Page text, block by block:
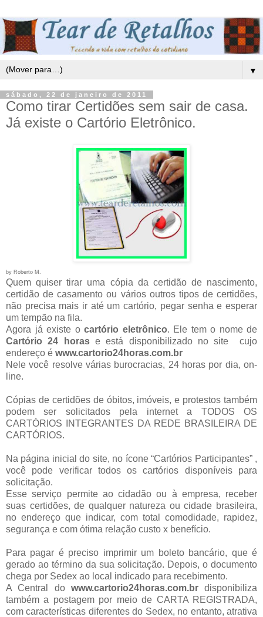
▼
sábado, 22 de janeiro de 2011
Como tirar Certidões sem sair de casa.
Já existe o Cartório Eletrônico.
by Roberto M.
Quem quiser tirar uma cópia da certidão de nascimento,
certidão de casamento ou vários outros tipos de certidões,
não precisa mais ir até um cartório, pegar senha e esperar
um tempão na fila.
Agora já existe o cartório eletrônico. Ele tem o nome de
Cartório 24 horase está disponibilizado no site cujo
endereço é www.cartorio24horas.com.br
Nele você resolve várias burocracias, 24 horas por dia, on-
line.
Cópias de certidões de óbitos, imóveis, e protestos também
podem ser solicitados pela internet a TODOS OS
CARTÓRIOS INTEGRANTES DA REDE BRASILEIRA DE
CARTÓRIOS.
Na página inicial do site, no ícone “Cartórios Participantes” ,
você pode verificar todos os cartórios disponíveis para
solicitação.
Esse serviço permite ao cidadão ou à empresa, receber
suas certidões, de qualquer natureza ou cidade brasileira,
no endereço que indicar, com total comodidade, rapidez,
segurança e com ótima relação custo x benefício.
Para pagar é preciso imprimir um boleto bancário, que é
gerado ao término da sua solicitação. Depois, o documento
chega por Sedex ao local indicado para recebimento.
A Central do www.cartorio24horas.com.brdisponibiliza
também a postagem por meio de CARTA REGISTRADA,
com características diferentes do Sedex, no entanto, atrativa